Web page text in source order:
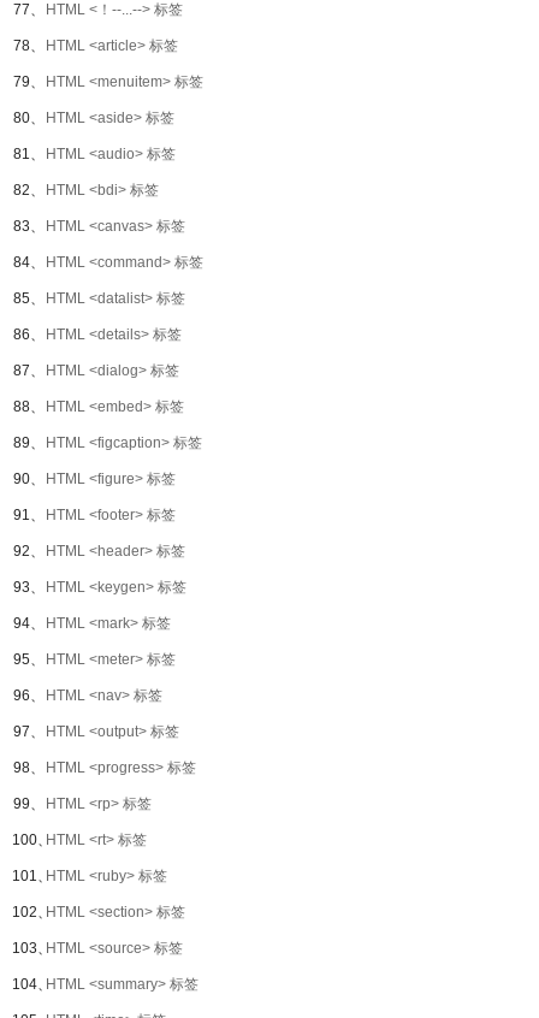
77、 HTML <！--...--> 标签
78、 HTML <article> 标签
79、 HTML <menuitem> 标签
80、 HTML <aside> 标签
81、 HTML <audio> 标签
82、 HTML <bdi> 标签
83、 HTML <canvas> 标签
84、 HTML <command> 标签
85、 HTML <datalist> 标签
86、 HTML <details> 标签
87、 HTML <dialog> 标签
88、 HTML <embed> 标签
89、 HTML <figcaption> 标签
90、 HTML <figure> 标签
91、 HTML <footer> 标签
92、 HTML <header> 标签
93、 HTML <keygen> 标签
94、 HTML <mark> 标签
95、 HTML <meter> 标签
96、 HTML <nav> 标签
97、 HTML <output> 标签
98、 HTML <progress> 标签
99、 HTML <rp> 标签
100、HTML <rt> 标签
101、HTML <ruby> 标签
102、HTML <section> 标签
103、HTML <source> 标签
104、HTML <summary> 标签